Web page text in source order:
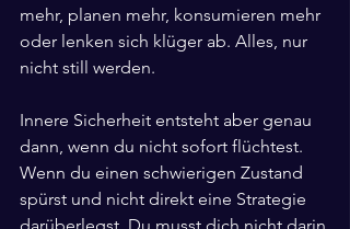
mehr, planen mehr, konsumieren mehr
oder lenken sich klüger ab. Alles, nur
nicht still werden.
Innere Sicherheit entsteht aber genau
dann, wenn du nicht sofort flüchtest.
Wenn du einen schwierigen Zustand
spürst und nicht direkt eine Strategie